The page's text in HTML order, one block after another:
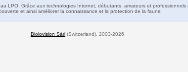
LPO. Grâce aux technologies Internet, débutants, amateurs et professionnels
et ainsi améliorer la connaissance et la protection de la faune
Biolovision Sàrl (Switzerland), 2003-2026